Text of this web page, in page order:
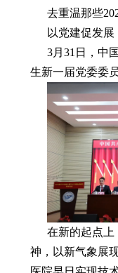
去重温那些
以党建促发
3月31日，中
生新一届党委委
在新的起点
神，以新气象展